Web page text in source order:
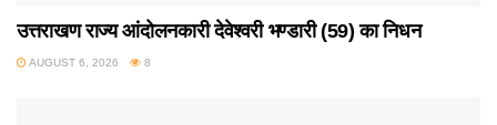
उत्तराखण राज्य आंदोलनकारी देवेश्वरी भण्डारी (59) का निधन
AUGUST 6, 2026 8